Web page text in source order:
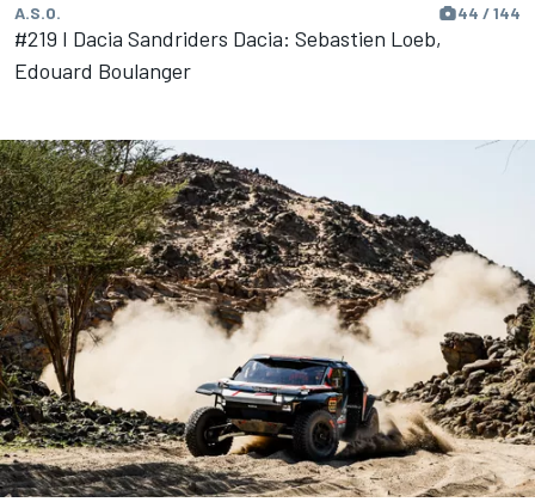
A.S.O. 44 / 144
#219 I Dacia Sandriders Dacia: Sebastien Loeb,
Edouard Boulanger